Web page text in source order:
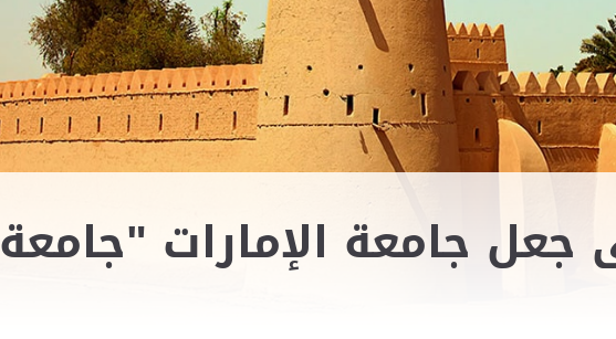
جامعة الإمارات "جامعة